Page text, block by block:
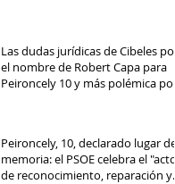
Las dudas jurídicas de Cibeles por
el nombre de Robert Capa para
Peironcely 10 y más polémica por
Peironcely, 10, declarado lugar de
memoria: el PSOE celebra el "acto
de reconocimiento, reparación y